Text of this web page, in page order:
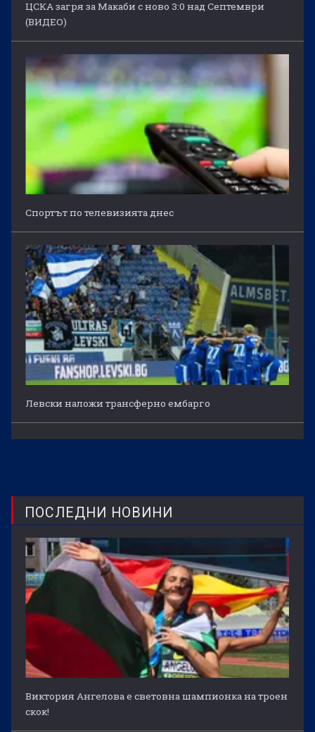
ЦСКА загря за Макаби с ново 3:0 над Септември
(ВИДЕО)
Спортът по телевизията днес
Левски наложи трансферно ембарго
ПОСЛЕДНИ НОВИНИ
Виктория Ангелова е световна шампионка на троен
скок!